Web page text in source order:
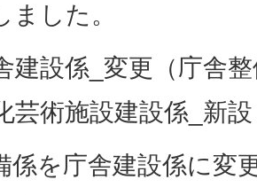
ました。
建設係_変更（庁舎
芸術施設建設係_新設
係を庁舎建設係に変